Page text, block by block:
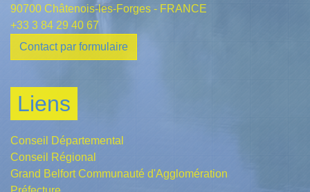
90700 Châtenois-les-Forges - FRANCE
+33 3 84 29 40 67
Contact par formulaire
Liens
Conseil Départemental
Conseil Régional
Grand Belfort Communauté d'Agglomération